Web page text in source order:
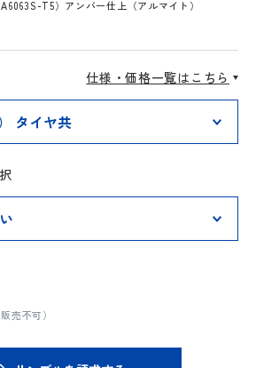
T5）アンバー仕上（アルマイト）
仕様・価格一覧はこちら
売不可）